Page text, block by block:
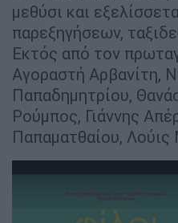
μεθύσι και
παρεξηγήσεων,
Εκτός από τον
Αγοραστή Αρβανίτη,
Παπαδημητρίου,
Ρούμπος, Γιάννης
Παπαματθαίου, Λούις